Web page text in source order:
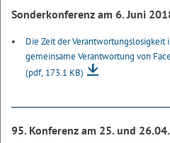
Sonderkonferenz am 6. Juni
Die Zeit der Verantwortungslosigkeit
gemeinsame Verantwortung von
(pdf, 173.1 KB)
95. Konferenz am 25. und